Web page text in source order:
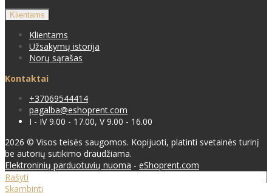
Klientams
Klientams
Užsakymų istorija
Norų sąrašas
Kontaktai
+37069544414
pagalba@eshoprent.com
I - IV 9.00 - 17.00, V 9.00 - 16.00
2026 © Visos teisės saugomos. Kopijuoti, platinti svetainės turinį
be autorių sutikimo draudžiama.
Elektroninių parduotuvių nuoma - eShoprent.com
Rašyti
Skambinti